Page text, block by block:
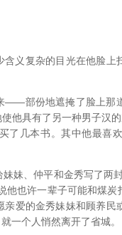
义复杂的目光在他脸上
——部份地遮掩了脸上那
他具有了另一种男子汉
了几本书。其中他最喜
妹、仲平和金秀写了两
他也许一辈子可能和煤
亲爱的金秀妹妹和顾养
一个人悄然离开了省城。